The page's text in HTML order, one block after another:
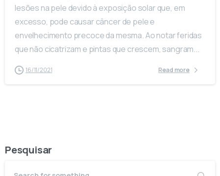
lesões na pele devido à exposição solar que, em
excesso, pode causar câncer de pele e
envelhecimento precoce da mesma. Ao notar feridas
que não cicatrizam e pintas que crescem, sangram...
16/11/2021 Read more
Pesquisar